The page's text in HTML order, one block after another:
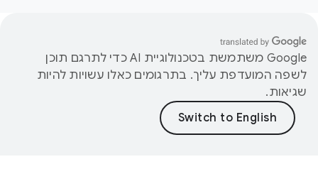
‫Google משתמשת בטכנולוגיית AI כדי לתרגם תוכן
לשפה המועדפת עליך. בתרגומים כאלו עשויות להיות
שגיאות.